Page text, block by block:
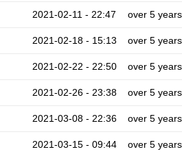
2021-02-11 - 22:47 over 5 years
2021-02-18 - 15:13 over 5 years
2021-02-22 - 22:50 over 5 years
2021-02-26 - 23:38 over 5 years
2021-03-08 - 22:36 over 5 years
2021-03-15 - 09:44 over 5 years